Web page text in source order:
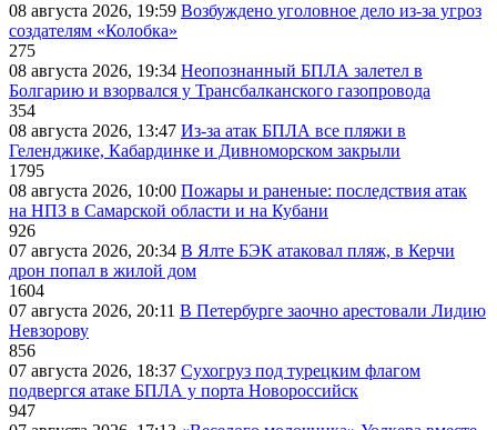
08 августа 2026, 19:59 Возбуждено уголовное дело из-за угроз
создателям «Колобка»
275
08 августа 2026, 19:34 Неопознанный БПЛА залетел в
Болгарию и взорвался у Трансбалканского газопровода
354
08 августа 2026, 13:47 Из-за атак БПЛА все пляжи в
Геленджике, Кабардинке и Дивноморском закрыли
1795
08 августа 2026, 10:00 Пожары и раненые: последствия атак
на НПЗ в Самарской области и на Кубани
926
07 августа 2026, 20:34 В Ялте БЭК атаковал пляж, в Керчи
дрон попал в жилой дом
1604
07 августа 2026, 20:11 В Петербурге заочно арестовали Лидию
Невзорову
856
07 августа 2026, 18:37 Сухогруз под турецким флагом
подвергся атаке БПЛА у порта Новороссийск
947